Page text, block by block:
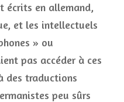
écrits en allemand,
et les intellectuels
» ou
pas accéder à ces
des traductions
peu sûrs